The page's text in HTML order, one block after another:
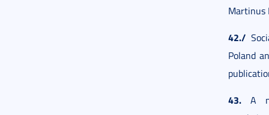
Martinus
42./
Poland
43. A